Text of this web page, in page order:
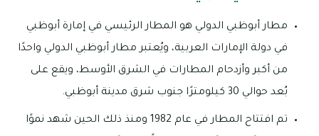
مطار أبوظبي الدولي هو المطار الرئيسي في إمارة أبوظبي
في دولة الإمارات العربية، ويُعتبر مطار أبوظبي الدولي واحدًا
من أكبر وأزدحام المطارات في الشرق الأوسط، ويقع على
بُعد حوالي 30 كيلومترًا جنوب شرق مدينة أبوظبي.
تم افتتاح المطار في عام 1982 ومنذ ذلك الحين شهد نموًا